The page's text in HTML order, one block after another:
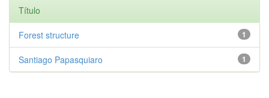
Título
1
Forest structure
1
Santiago Papasquiaro